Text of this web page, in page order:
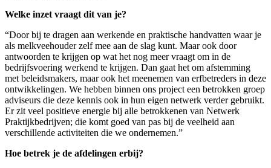
Welke inzet vraagt dit van je?
“Door bij te dragen aan werkende en praktische handvatten waar je
als melkveehouder zelf mee aan de slag kunt. Maar ook door
antwoorden te krijgen op wat het nog meer vraagt om in de
bedrijfsvoering werkend te krijgen. Dan gaat het om afstemming
met beleidsmakers, maar ook het meenemen van erfbetreders in deze
ontwikkelingen. We hebben binnen ons project een betrokken groep
adviseurs die deze kennis ook in hun eigen netwerk verder gebruikt.
Er zit veel positieve energie bij alle betrokkenen van Netwerk
Praktijkbedrijven; die komt goed van pas bij de veelheid aan
verschillende activiteiten die we ondernemen.”
Hoe betrek je de afdelingen erbij?